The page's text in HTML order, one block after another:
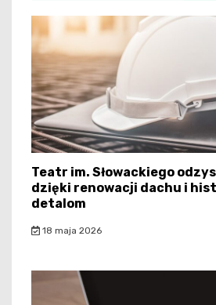
Teatr im. Słowackiego
dzięki renowacji dachu i
detalom
18 maja 2026